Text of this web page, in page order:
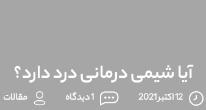
آیا شیمی درمانی درد دارد؟
12 اکتبر 2021 1 دیدگاه مقالات